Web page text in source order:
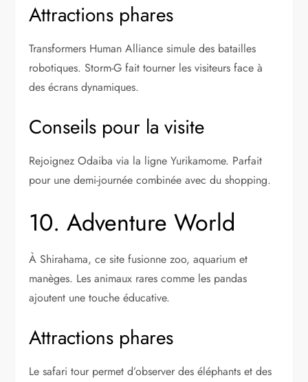
Attractions phares
Transformers Human Alliance simule des batailles
robotiques. Storm-G fait tourner les visiteurs face à
des écrans dynamiques.
Conseils pour la visite
Rejoignez Odaiba via la ligne Yurikamome. Parfait
pour une demi-journée combinée avec du shopping.
10. Adventure World
À Shirahama, ce site fusionne zoo, aquarium et
manèges. Les animaux rares comme les pandas
ajoutent une touche éducative.
Attractions phares
Le safari tour permet d’observer des éléphants et des